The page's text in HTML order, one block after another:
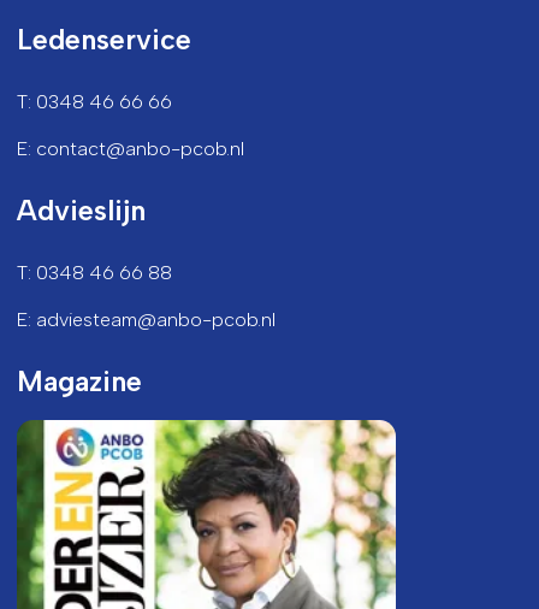
Ledenservice
T: 0348 46 66 66
E: contact@anbo-pcob.nl
Advieslijn
T: 0348 46 66 88
E: adviesteam@anbo-pcob.nl
Magazine